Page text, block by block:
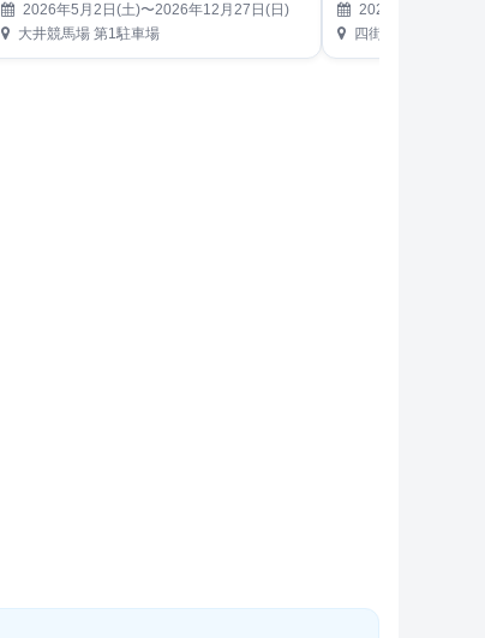
2026年5月2日(土)〜2026年12月27日(日)
大井競馬場 第1駐車場
2026年5月3日(日)
四街道市役所第3駐